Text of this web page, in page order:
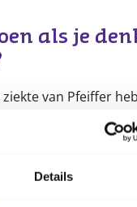
Details
als je
ziekte van Pfeiffer
adviseert
te doen vaststellen